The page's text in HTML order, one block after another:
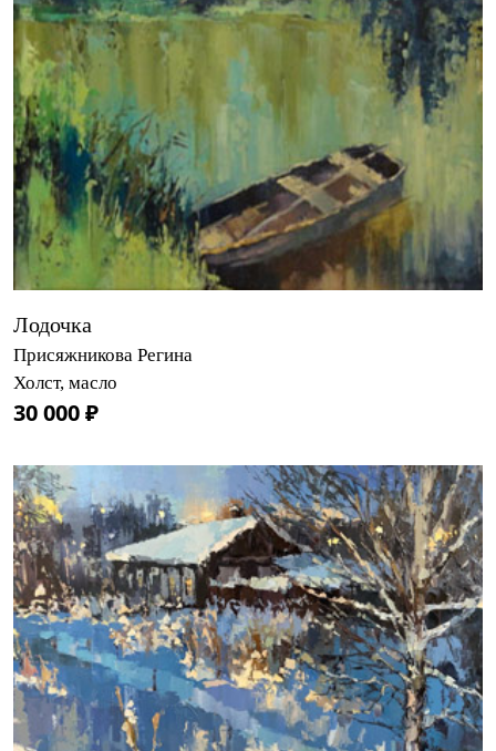
Лодочка
Присяжникова Регина
Холст, масло
30 000 ₽